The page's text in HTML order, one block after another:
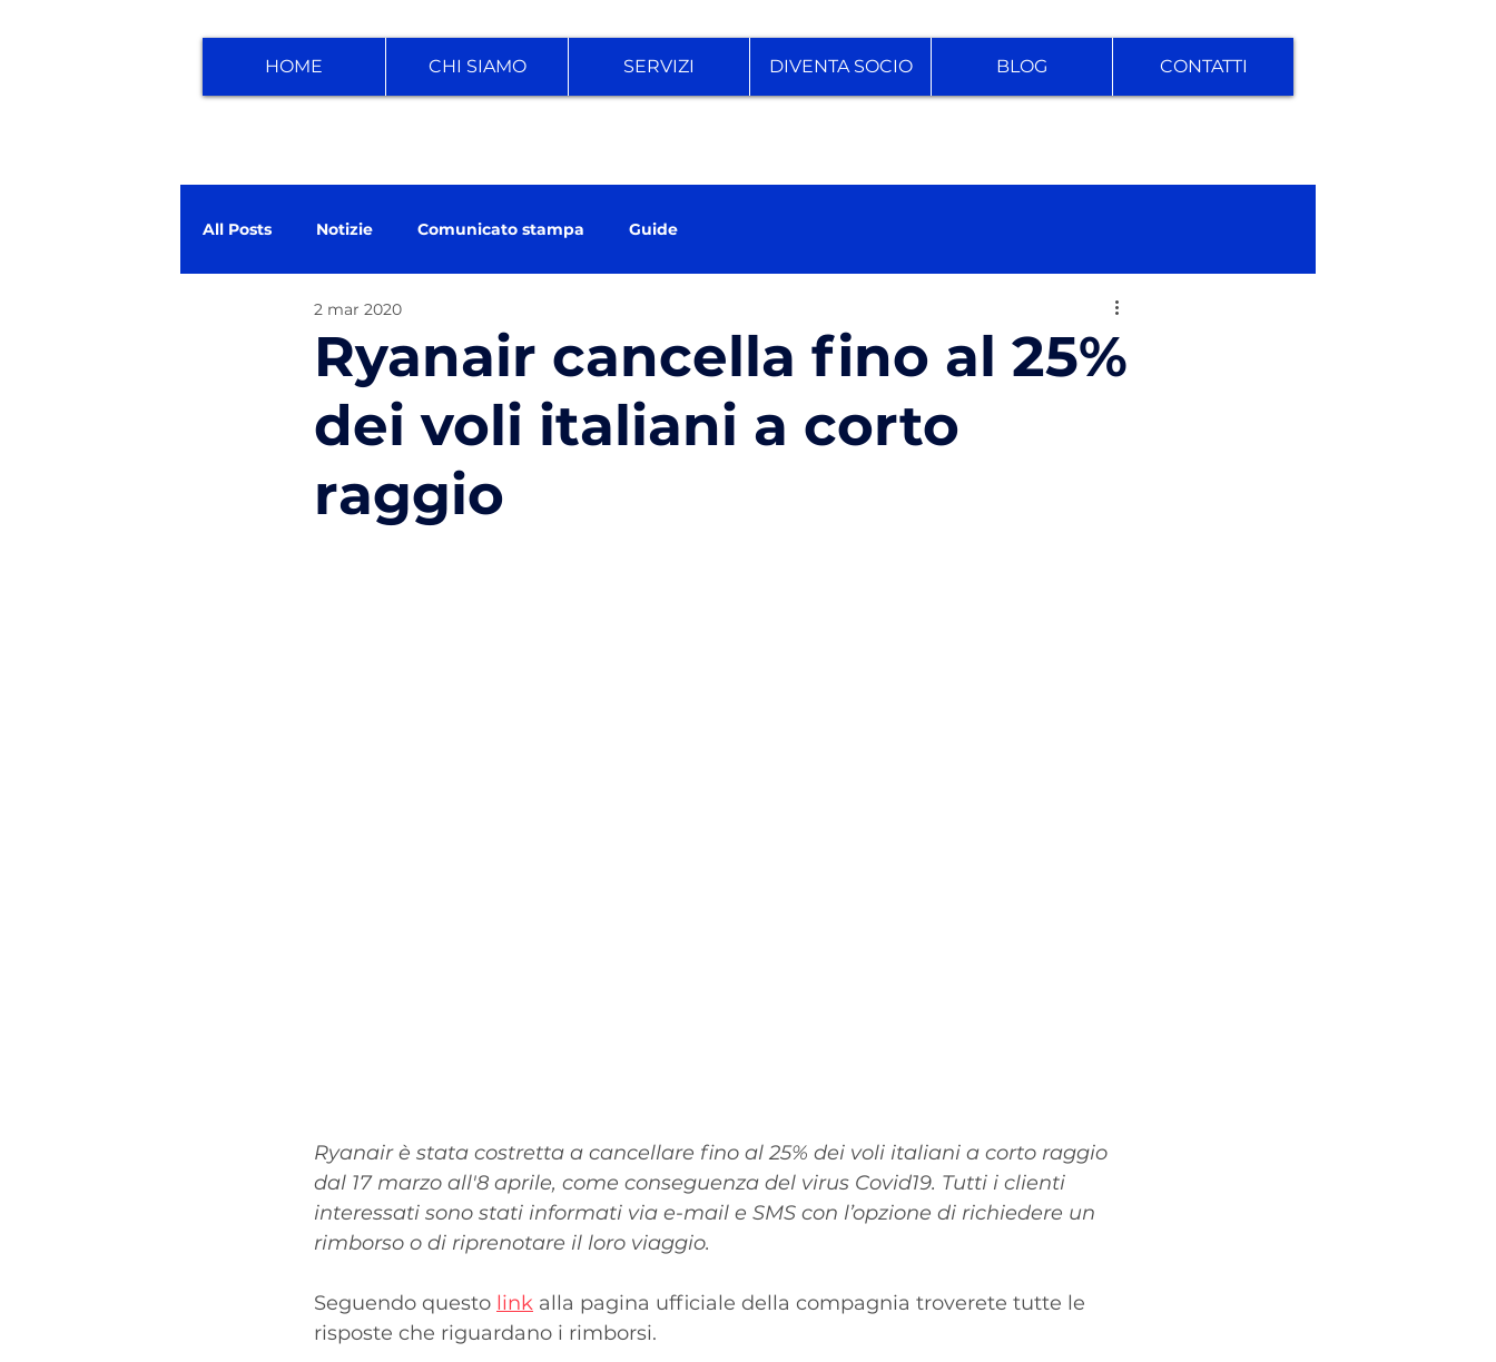
HOME CHI SIAMO SERVIZI DIVENTA SOCIO BLOG CONTATTI
All Posts Notizie Comunicato stampa Guide
Ryanair cancella fino al 25%
dei voli italiani a corto
raggio
2 mar 2020
Ryanair è stata costretta a cancellare fino al 25% dei voli italiani a corto raggio
dal 17 marzo all'8 aprile, come conseguenza del virus Covid19. Tutti i clienti
interessati sono stati informati via e-mail e SMS con l’opzione di richiedere un
rimborso o di riprenotare il loro viaggio.
Seguendo questo link alla pagina ufficiale della compagnia troverete tutte le
risposte che riguardano i rimborsi.